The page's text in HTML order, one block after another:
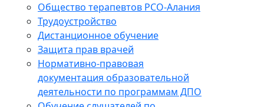
Общество терапевтов РСО-Алания
Трудоустройство
Дистанционное обучение
Защита прав врачей
Нормативно-правовая
документация образовательной
деятельности по программам ДПО